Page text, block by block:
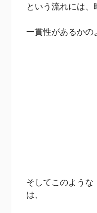
という流れには
一貫性があるかの
そしてこのような
は、